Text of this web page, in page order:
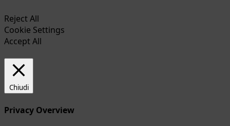
Reject All
Cookie Settings
Accept All
Chiudi
Privacy Overview